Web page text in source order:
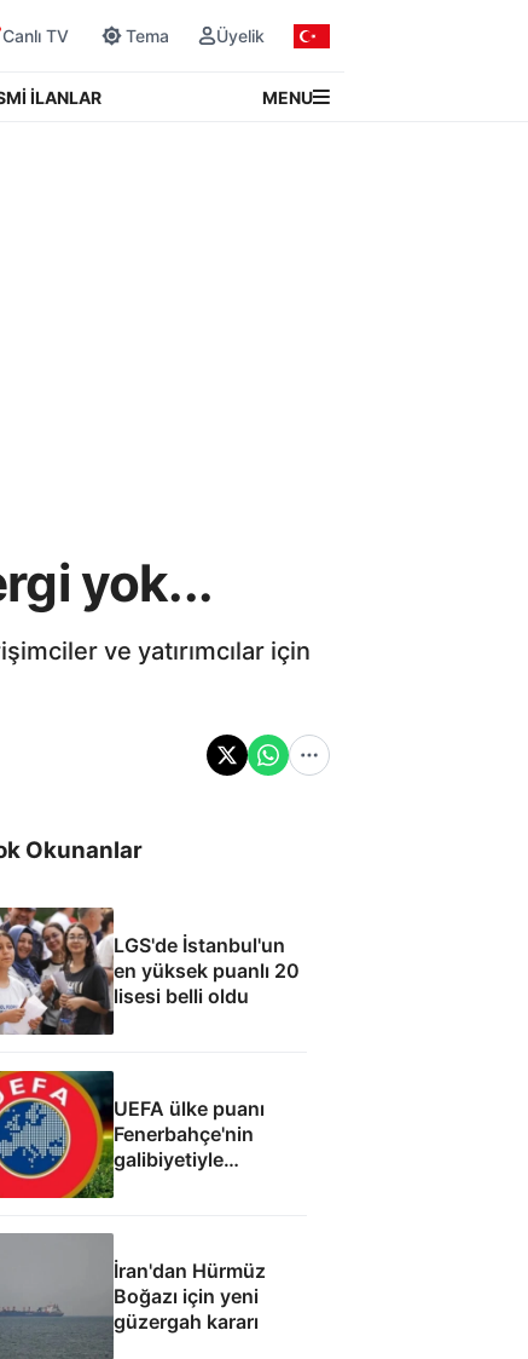
Canlı TV Tema Üyelik
İLANLAR MENU
yok...
ve yatırımcılar için
Okunanlar
LGS'de İstanbul'un
en yüksek puanlı 20
lisesi belli oldu
UEFA ülke puanı
Fenerbahçe'nin
galibiyetiyle
güncellendi
İran'dan Hürmüz
Boğazı için yeni
güzergah kararı